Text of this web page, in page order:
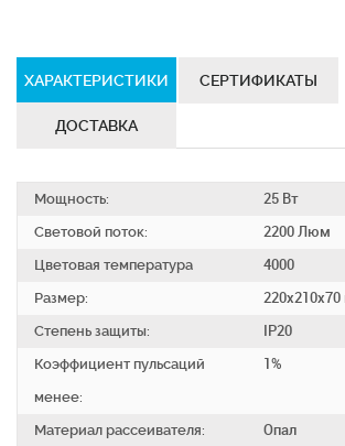
ХАРАКТЕРИСТИКИ СЕРТИФИКАТЫ
ДОСТАВКА
Мощность:
25 Вт
Световой поток:
2200 Люм
Цветовая температура
4000
Размер:
Степень защиты:
IP20
Коэффициент пульсаций
менее:
1%
Материал рассеивателя:
Опал